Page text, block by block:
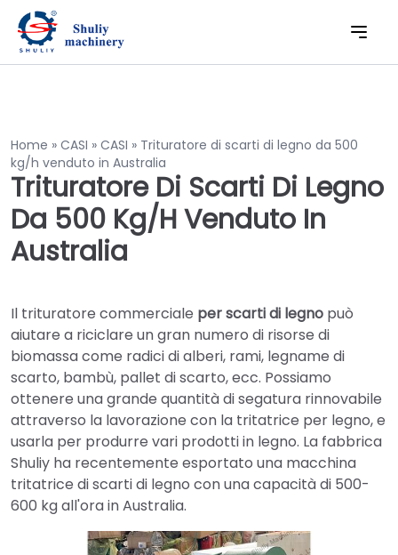
Home » CASI » CASI » Trituratore di scarti di legno da 500
kg/h venduto in Australia
Trituratore Di Scarti Di Legno
Da 500 Kg/h Venduto In
Australia
Il trituratore commerciale per scarti di legno può
aiutare a riciclare un gran numero di risorse di
biomassa come radici di alberi, rami, legname di
scarto, bambù, pallet di scarto, ecc. Possiamo
ottenere una grande quantità di segatura rinnovabile
attraverso la lavorazione con la tritatrice per legno, e
usarla per produrre vari prodotti in legno. La fabbrica
Shuliy ha recentemente esportato una macchina
tritatrice di scarti di legno con una capacità di 500-
600 kg all'ora in Australia.